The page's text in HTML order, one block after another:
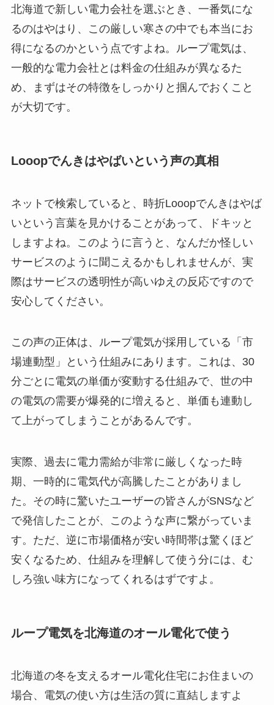
北海道で新しい電力会社を選ぶとき、一番気にな
るのはやはり、この厳しい寒さの中でも本当にお
得になるのかという点ですよね。ループ電気は、
一般的な電力会社とは料金の仕組みが異なるた
め、まずはその特徴をしっかりと掴んでおくこと
が大切です。
Looopでんきはやばいという声の真相
ネットで検索していると、時折Looopでんきはやば
いという言葉を見かけることがあって、ドキッと
しますよね。このように言うと、なんだか怪しい
サービスのように聞こえるかもしれませんが、実
際はサービスの透明性が高いゆえの反応ですので
安心してください。
この声の正体は、ループ電気が採用している「市
場連動型」という仕組みにあります。これは、30
分ごとに電気の単価が変動する仕組みで、世の中
の電気の需要が爆発的に増えると、単価も連動し
て上がってしまうことがあるんです。
実際、過去に電力需給が非常に厳しくなった時
期、一時的に電気代が高騰したことがありまし
た。その時に驚いたユーザーの皆さんがSNSなど
で発信したことが、このような声に繋がっていま
す。ただ、逆に市場価格が安い時間帯は驚くほど
安くなるため、仕組みを理解して使う分には、む
しろ強い味方になってくれるはずですよ。
ループ電気を北海道のオール電化で使う
北海道の冬を支えるオール電化住宅にお住まいの
場合、電気の使い方は生活の質に直結しますよ